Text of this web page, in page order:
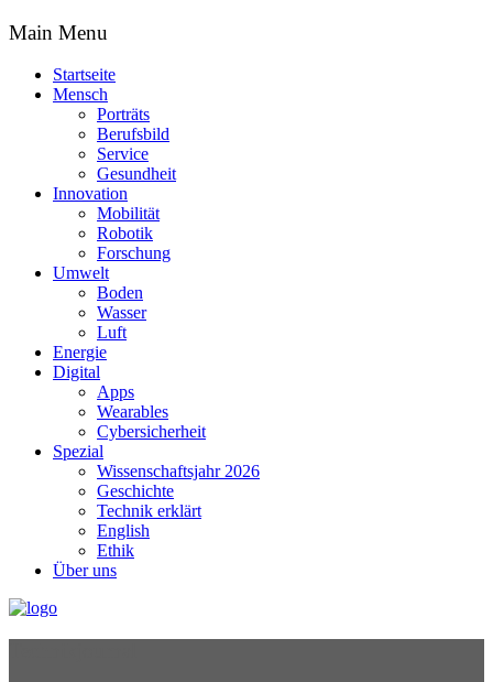
Main Menu
Startseite
Mensch
Porträts
Berufsbild
Service
Gesundheit
Innovation
Mobilität
Robotik
Forschung
Umwelt
Boden
Wasser
Luft
Energie
Digital
Apps
Wearables
Cybersicherheit
Spezial
Wissenschaftsjahr 2026
Geschichte
Technik erklärt
English
Ethik
Über uns